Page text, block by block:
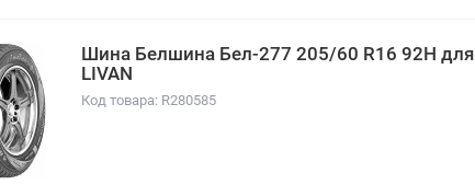
Шина Белшина Бел-277 205/60 R16 92H для
LIVAN
Код товара: R280585